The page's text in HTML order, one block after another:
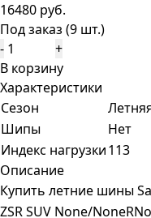
16480 руб.
Под заказ (9 шт.)
-
+
В корзину
Характеристики
Сезон
Шипы
Нет
Индекс нагрузки113
Описание
Купить летние шины
ZSR SUV None/